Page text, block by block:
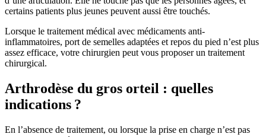
certains patients plus jeunes peuvent aussi être touchés.
Lorsque le traitement médical avec médicaments anti-
inflammatoires, port de semelles adaptées et repos du pied n’est plus
assez efficace, votre chirurgien peut vous proposer un traitement
chirurgical.
Arthrodèse du gros orteil : quelles
indications ?
En l’absence de traitement, ou lorsque la prise en charge n’est pas